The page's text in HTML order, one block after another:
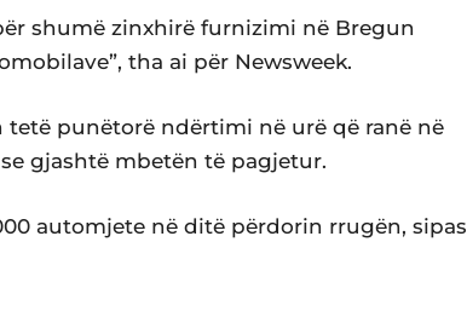
shumë zinxhirë furnizimi në Bregun
tha ai për Newsweek.
punëtorë ndërtimi në urë që ranë në
gjashtë mbetën të pagjetur.
automjete në ditë përdorin rrugën, sipas